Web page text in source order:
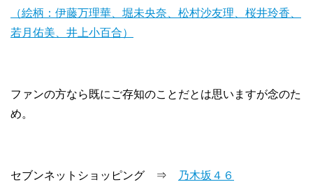
（絵柄：伊藤万理華、堀未央奈、松村沙友理、桜井玲香、
若月佑美、井上小百合）
ファンの方なら既にご存知のことだとは思いますが念のた
め。
セブンネットショッピング ⇒ 乃木坂４６